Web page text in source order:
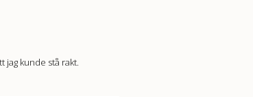
jag kunde stå rakt.